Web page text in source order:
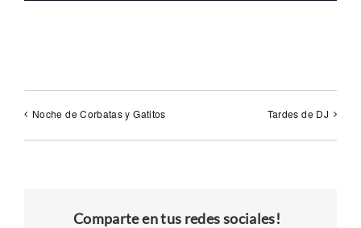
Noche de Corbatas y Gatitos Tardes de DJ
Comparte en tus redes sociales!